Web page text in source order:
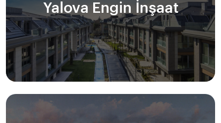
Yalova Engin İnşaat